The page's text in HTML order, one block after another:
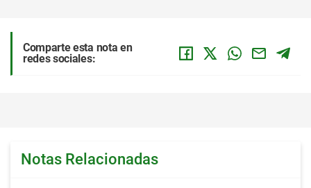
Comparte esta nota en
redes sociales:
Notas Relacionadas